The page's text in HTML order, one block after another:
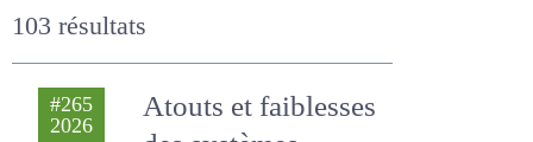
103 résultats